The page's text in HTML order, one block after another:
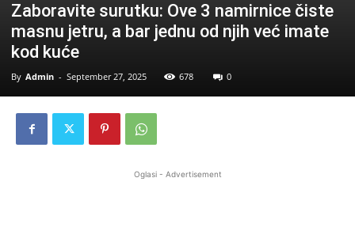
Zaboravite surutku: Ove 3 namirnice čiste
masnu jetru, a bar jednu od njih već imate
kod kuće
By Admin - September 27, 2025 678 0
Oglasi - Advertisement